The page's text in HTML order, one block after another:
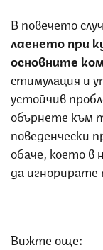
В повечето
лаенето при
основните
стимулация и
устойчив
обърнете към
поведенчески
обаче, което в
да игнорирате
Вижте още: